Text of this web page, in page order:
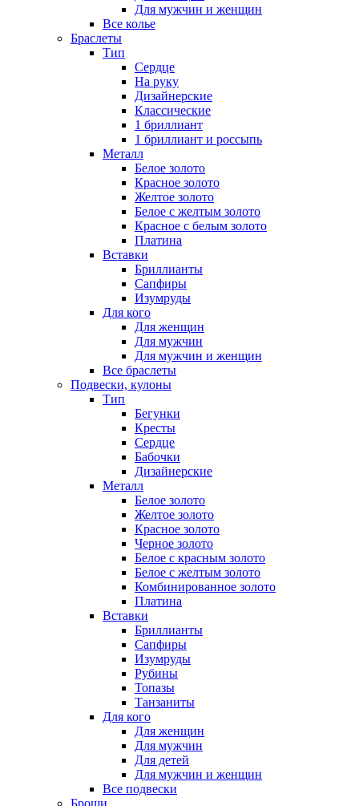
Для мужчин и женщин
Все колье
Браслеты
Тип
Сердце
На руку
Дизайнерские
Классические
1 бриллиант
1 бриллиант и россыпь
Металл
Белое золото
Красное золото
Желтое золото
Белое с желтым золото
Красное с белым золото
Платина
Вставки
Бриллианты
Сапфиры
Изумруды
Для кого
Для женщин
Для мужчин
Для мужчин и женщин
Все браслеты
Подвески, кулоны
Тип
Бегунки
Кресты
Сердце
Бабочки
Дизайнерские
Металл
Белое золото
Желтое золото
Красное золото
Черное золото
Белое с красным золото
Белое с желтым золото
Комбинированное золото
Платина
Вставки
Бриллианты
Сапфиры
Изумруды
Рубины
Топазы
Танзаниты
Для кого
Для женщин
Для мужчин
Для детей
Для мужчин и женщин
Все подвески
Броши